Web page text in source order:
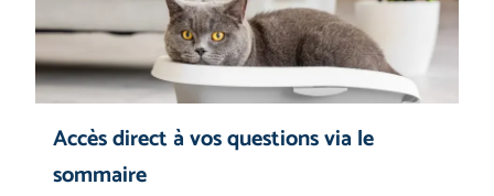
Accès direct à vos questions via le
sommaire